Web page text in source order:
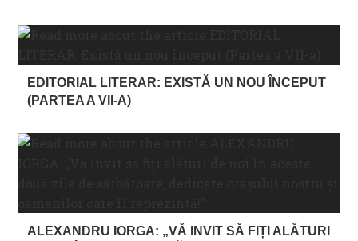
EDITORIAL LITERAR: EXISTĂ UN NOU ÎNCEPUT
(PARTEA A VII-A)
ALEXANDRU IORGA: „VĂ INVIT SĂ FIȚI ALĂTURI